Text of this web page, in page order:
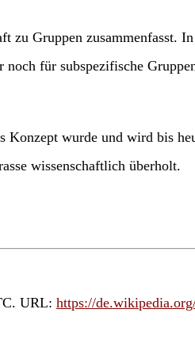
Gruppen zusammenfasst.
für subspezifische
wurde und wird bis
wissenschaftlich überholt.
URL: https://